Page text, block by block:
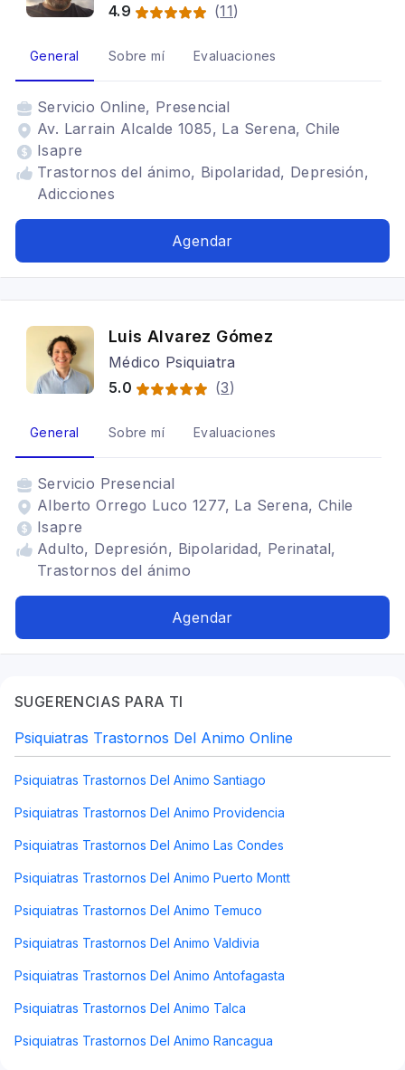
4.9
(11)
General Sobre mí Evaluaciones
Servicio Online, Presencial
Av. Larrain Alcalde 1085, La Serena, Chile
Isapre
Trastornos del ánimo, Bipolaridad, Depresión,
Adicciones
Agendar
Luis Alvarez Gómez
Médico Psiquiatra
5.0
(3)
General Sobre mí Evaluaciones
Servicio Presencial
Alberto Orrego Luco 1277, La Serena, Chile
Isapre
Adulto, Depresión, Bipolaridad, Perinatal,
Trastornos del ánimo
Agendar
SUGERENCIAS PARA TI
Psiquiatras Trastornos Del Animo Online
Psiquiatras Trastornos Del Animo Santiago
Psiquiatras Trastornos Del Animo Providencia
Psiquiatras Trastornos Del Animo Las Condes
Psiquiatras Trastornos Del Animo Puerto Montt
Psiquiatras Trastornos Del Animo Temuco
Psiquiatras Trastornos Del Animo Valdivia
Psiquiatras Trastornos Del Animo Antofagasta
Psiquiatras Trastornos Del Animo Talca
Psiquiatras Trastornos Del Animo Rancagua